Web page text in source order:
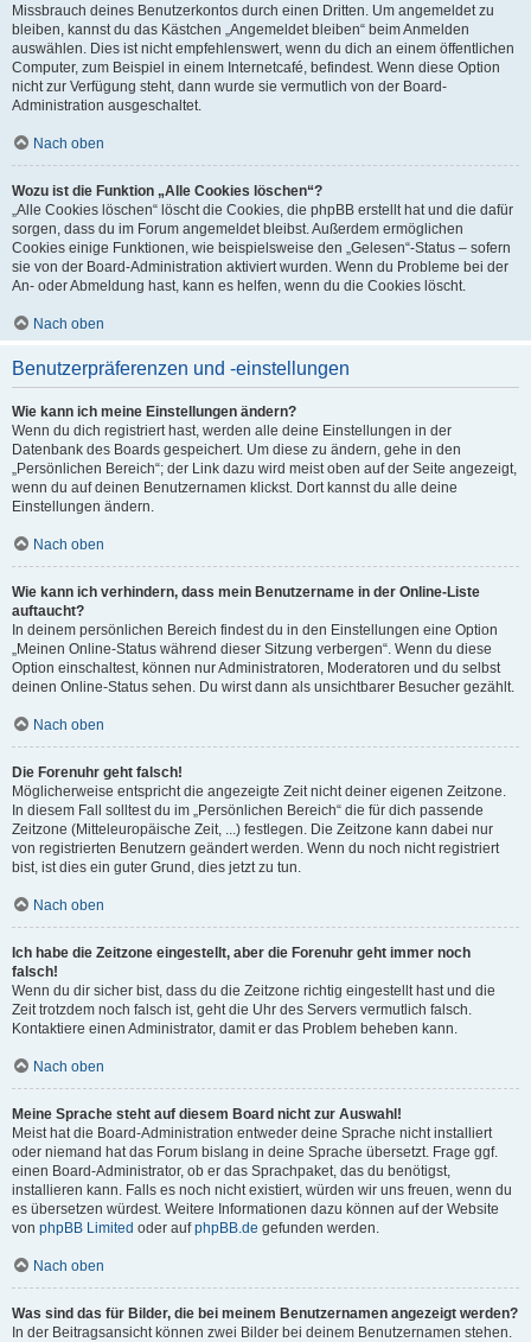
Missbrauch deines Benutzerkontos durch einen Dritten. Um angemeldet zu
bleiben, kannst du das Kästchen „Angemeldet bleiben“ beim Anmelden
auswählen. Dies ist nicht empfehlenswert, wenn du dich an einem öffentlichen
Computer, zum Beispiel in einem Internetcafé, befindest. Wenn diese Option
nicht zur Verfügung steht, dann wurde sie vermutlich von der Board-
Administration ausgeschaltet.
Nach oben
Wozu ist die Funktion „Alle Cookies löschen“?
„Alle Cookies löschen“ löscht die Cookies, die phpBB erstellt hat und die dafür
sorgen, dass du im Forum angemeldet bleibst. Außerdem ermöglichen
Cookies einige Funktionen, wie beispielsweise den „Gelesen“-Status – sofern
sie von der Board-Administration aktiviert wurden. Wenn du Probleme bei der
An- oder Abmeldung hast, kann es helfen, wenn du die Cookies löscht.
Nach oben
Benutzerpräferenzen und -einstellungen
Wie kann ich meine Einstellungen ändern?
Wenn du dich registriert hast, werden alle deine Einstellungen in der
Datenbank des Boards gespeichert. Um diese zu ändern, gehe in den
„Persönlichen Bereich“; der Link dazu wird meist oben auf der Seite angezeigt,
wenn du auf deinen Benutzernamen klickst. Dort kannst du alle deine
Einstellungen ändern.
Nach oben
Wie kann ich verhindern, dass mein Benutzername in der Online-Liste
auftaucht?
In deinem persönlichen Bereich findest du in den Einstellungen eine Option
„Meinen Online-Status während dieser Sitzung verbergen“. Wenn du diese
Option einschaltest, können nur Administratoren, Moderatoren und du selbst
deinen Online-Status sehen. Du wirst dann als unsichtbarer Besucher gezählt.
Nach oben
Die Forenuhr geht falsch!
Möglicherweise entspricht die angezeigte Zeit nicht deiner eigenen Zeitzone.
In diesem Fall solltest du im „Persönlichen Bereich“ die für dich passende
Zeitzone (Mitteleuropäische Zeit, ...) festlegen. Die Zeitzone kann dabei nur
von registrierten Benutzern geändert werden. Wenn du noch nicht registriert
bist, ist dies ein guter Grund, dies jetzt zu tun.
Nach oben
Ich habe die Zeitzone eingestellt, aber die Forenuhr geht immer noch
falsch!
Wenn du dir sicher bist, dass du die Zeitzone richtig eingestellt hast und die
Zeit trotzdem noch falsch ist, geht die Uhr des Servers vermutlich falsch.
Kontaktiere einen Administrator, damit er das Problem beheben kann.
Nach oben
Meine Sprache steht auf diesem Board nicht zur Auswahl!
Meist hat die Board-Administration entweder deine Sprache nicht installiert
oder niemand hat das Forum bislang in deine Sprache übersetzt. Frage ggf.
einen Board-Administrator, ob er das Sprachpaket, das du benötigst,
installieren kann. Falls es noch nicht existiert, würden wir uns freuen, wenn du
es übersetzen würdest. Weitere Informationen dazu können auf der Website
von phpBB Limited oder aufphpBB.de gefunden werden.
Nach oben
Was sind das für Bilder, die bei meinem Benutzernamen angezeigt werden?
In der Beitragsansicht können zwei Bilder bei deinem Benutzernamen stehen.